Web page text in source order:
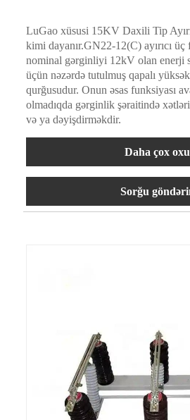
LuGao xüsusi 15KV Daxili Tip
kimi dayanır.GN22-12(C) ayırıcı
nominal gərginliyi 12kV olan enerji
üçün nəzərdə tutulmuş qapalı
qurğusudur. Onun əsas funksiyası
olmadıqda gərginlik şəraitində
və ya dəyişdirməkdir.
Daha çox oxu
Sorğu